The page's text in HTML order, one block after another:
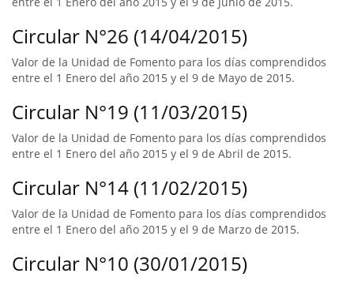
Circular N°26 (14/04/2015)
Valor de la Unidad de Fomento para los días comprendidos
entre el 1 Enero del año 2015 y el 9 de Mayo de 2015.
Circular N°19 (11/03/2015)
Valor de la Unidad de Fomento para los días comprendidos
entre el 1 Enero del año 2015 y el 9 de Abril de 2015.
Circular N°14 (11/02/2015)
Valor de la Unidad de Fomento para los días comprendidos
entre el 1 Enero del año 2015 y el 9 de Marzo de 2015.
Circular N°10 (30/01/2015)